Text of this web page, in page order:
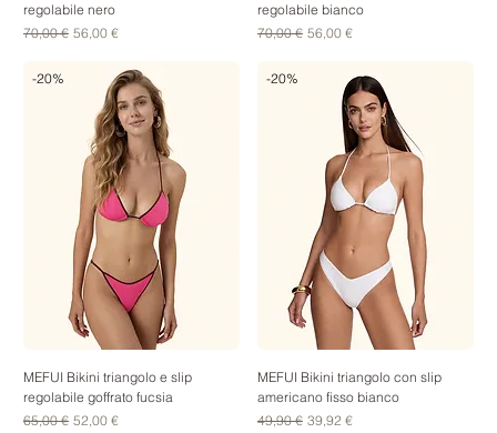
regolabile nero
Prezzo regolare
70,00 € Prezzo scontato
56,00 €
regolabile bianco
Prezzo regolare
70,00 € Prezzo scontato
56,00 €
-20%
MEFUI Bikini triangolo e slip
regolabile goffrato fucsia
Prezzo regolare
65,00 € Prezzo scontato
52,00 €
-20%
MEFUI Bikini triangolo con slip
americano fisso bianco
Prezzo regolare
49,90 € Prezzo scontato
39,92 €